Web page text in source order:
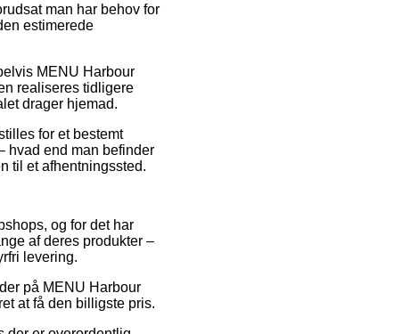
man har behov for
estimerede
MENU Harbour
realiseres tidligere
drager hjemad.
for et bestemt
hvad end man befinder
til et afhentningssted.
og for det har
af deres produkter –
levering.
på MENU Harbour
at få den billigste pris.